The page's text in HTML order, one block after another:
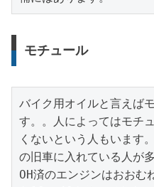
モチュール
バイク用オイルと言えば
す。。人によってはモチ
くないという人もいます
の旧車に入れている人が多
OH済のエンジンはおお